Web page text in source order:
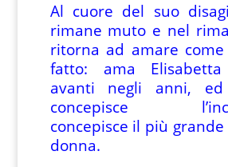
Al cuore del suo
rimane muto e nel
ritorna ad amare
fatto: ama
avanti negli anni, ed
concepisce
concepisce il più
donna.